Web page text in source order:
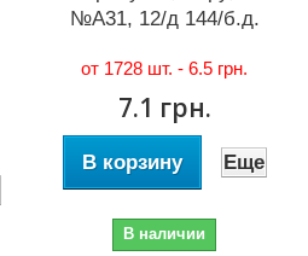
№А31, 12/д 144/б.д.
от 1728 шт. -6.5 грн.
7.1 грн.
В корзину Еще
В наличии